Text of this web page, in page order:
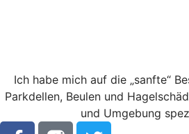
Ich habe mich auf die „sanfte“
Parkdellen, Beulen und
und Umgebung